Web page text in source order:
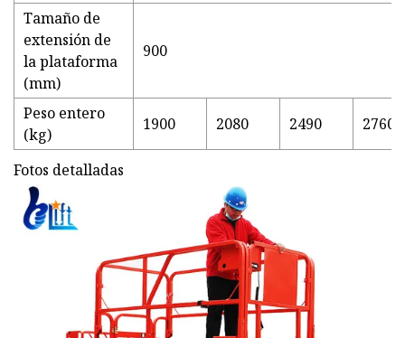
Tamaño de
extensión de
la plataforma
(mm)
900
Peso entero
(kg)
1900 2080 2490 2760
Fotos detalladas